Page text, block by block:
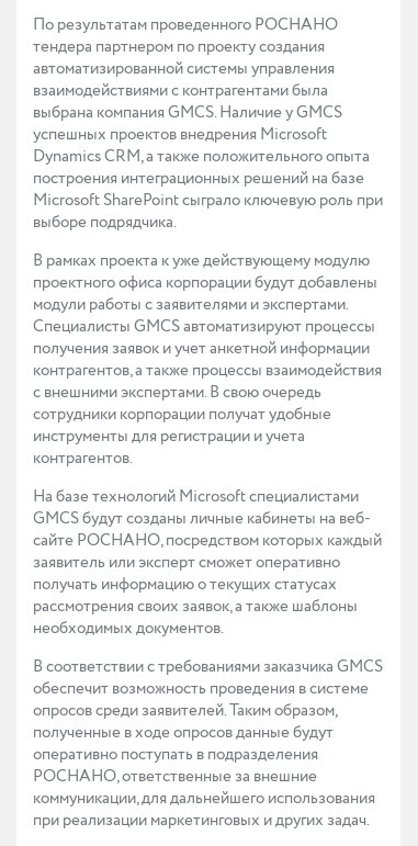
По результатам проведенного РОСНАНО
тендера партнером по проекту создания
автоматизированной системы управления
взаимодействиями с контрагентами была
выбрана компания GMCS. Наличие у GMCS
успешных проектов внедрения Microsoft
Dynamics CRM, а также положительного опыта
построения интеграционных решений на базе
Microsoft SharePoint сыграло ключевую роль при
выборе подрядчика.
В рамках проекта к уже действующему модулю
проектного офиса корпорации будут добавлены
модули работы с заявителями и экспертами.
Специалисты GMCS автоматизируют процессы
получения заявок и учет анкетной информации
контрагентов, а также процессы взаимодействия
с внешними экспертами. В свою очередь
сотрудники корпорации получат удобные
инструменты для регистрации и учета
контрагентов.
На базе технологий Microsoft специалистами
GMCS будут созданы личные кабинеты на веб-
сайте РОСНАНО, посредством которых каждый
заявитель или эксперт сможет оперативно
получать информацию о текущих статусах
рассмотрения своих заявок, а также шаблоны
необходимых документов.
В соответствии с требованиями заказчика GMCS
обеспечит возможность проведения в системе
опросов среди заявителей. Таким образом,
полученные в ходе опросов данные будут
оперативно поступать в подразделения
РОСНАНО, ответственные за внешние
коммуникации, для дальнейшего использования
при реализации маркетинговых и других задач.